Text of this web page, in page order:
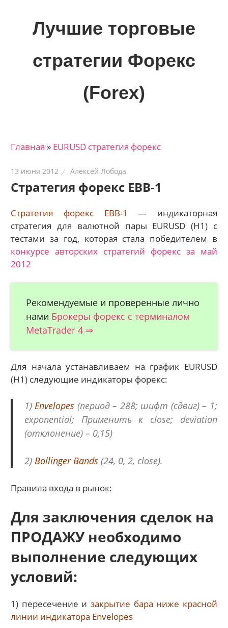
Лучшие торговые
стратегии Форекс
(Forex)
трейдеров
финансовых
рынках:
сигналы,
новости…
Главная » EURUSD стратегия форекс
13 июня 2012 Алексей Лобода
Стратегия форекс EBB-1
Стратегия форекс EBB-1
— индикаторная
стратегия для валютной пары EURUSD (H1) с
тестами за год, которая стала победителем в
конкурсе авторских стратегий форекс за май
2012
Рекомендуемые и проверенные лично
нами Брокеры форекс с терминалом
MetaTrader 4 ⇒
Для начала устанавливаем на график EURUSD
(H1) следующие индикаторы форекс:
1)Envelopes (период – 288; шифт (сдвиг) – 1;
exponential; Применить к close; deviation
(отклонение) – 0,15)
2) Bollinger Bands(24, 0, 2, close).
Правила входа в рынок:
Для заключения сделок на
ПРОДАЖУ необходимо
выполнение следующих
условий:
1) пересечение и закрытие бара ниже красной
линии индикатора Envelopes